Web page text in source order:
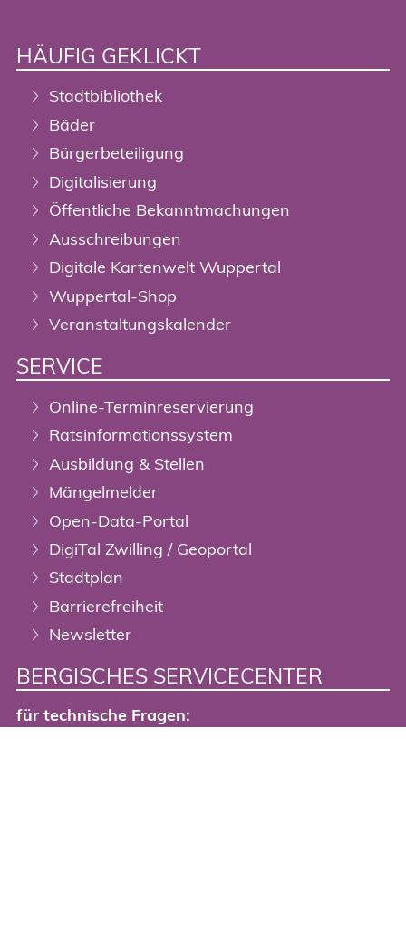
HÄUFIG GEKLICKT
Stadtbibliothek
Bäder
Bürgerbeteiligung
Digitalisierung
Öffentliche Bekanntmachungen
Ausschreibungen
Digitale Kartenwelt Wuppertal
Wuppertal-Shop
Veranstaltungskalender
SERVICE
Online-Terminreservierung
Ratsinformationssystem
Ausbildung & Stellen
Mängelmelder
Open-Data-Portal
DigiTal Zwilling / Geoportal
Stadtplan
Barrierefreiheit
Newsletter
BERGISCHES SERVICECENTER
für technische Fragen: